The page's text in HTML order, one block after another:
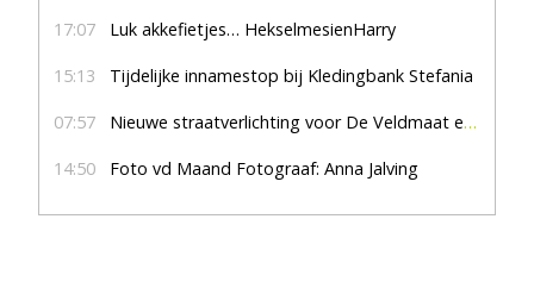
17:07 Luk akkefietjes… HekselmesienHarry
15:13 Tijdelijke innamestop bij Kledingbank Stefania
07:57 Nieuwe straatverlichting voor De Veldmaat en De Pas
14:50 Foto vd Maand Fotograaf: Anna Jalving